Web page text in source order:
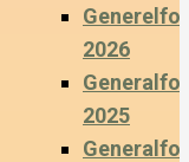
2026
2025